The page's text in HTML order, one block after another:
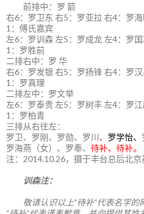
前排中：罗 箭
右6：罗卫东 右5：罗亚拉 右4：罗
1：傅氏嘉宾
左6：罗训森 左5：罗成龙 左4：罗
1：罗胜前
二排右中：罗 华
右6：罗发银 右5：罗扬锋 右4：罗
1：罗真理
二排左中：罗文举
左6：罗泰贵 左5：罗树丰 左4：罗江
1：罗柏青
三排从右往左：
罗卫、罗刚、罗勋、罗川 、 罗学怡、
罗海燕（女）、罗奉、 待补、待补。
注：2014.10.26，摄于丰台总后北京
训森注：
敬请认识以上“待补”代表名字